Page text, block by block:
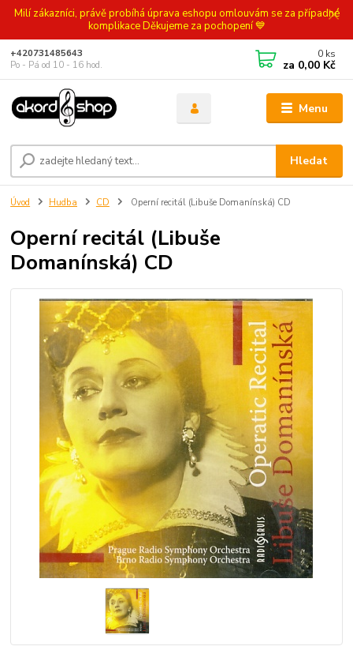
Milí zákazníci, právě probíhá úprava eshopu omlouvám se za případné
komplikace Děkujeme za pochopení 💙
Menu
Hledat
+420731485643
Po - Pá od 10 - 16 hod.
0 ks
za 0,00 Kč
Úvod Hudba CD Operní recitál (Libuše Domanínská) CD
Operní recitál (Libuše
Domanínská) CD